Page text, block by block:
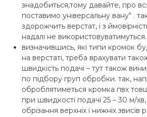
знадобиться,тому давайте, про
поставимо універсальну вану" .
здорожчить верстат, і з
надалі не використовуватимуться.
визначившись, які типи кромок
на верстаті, треба врахувати
швидкість подачі – тут також
по підбору груп обробки. так,
оброблятиметься кромка пвх
при швидкості подачі 25 – 30 м/
обрізання верхніх і нижніх